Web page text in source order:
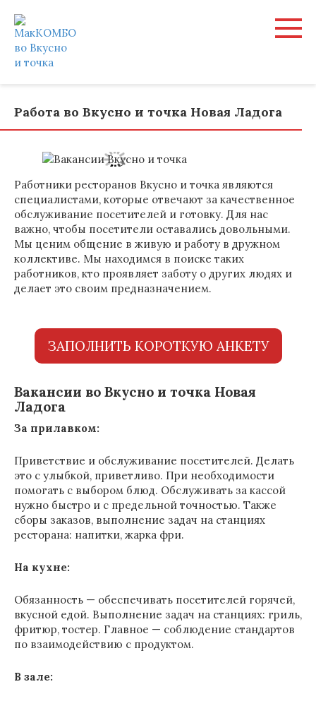
контенту
Работа во Вкусно и точка Новая Ладога
Работники ресторанов Вкусно и точка являются
специалистами, которые отвечают за качественное
обслуживание посетителей и готовку. Для нас
важно, чтобы посетители оставались довольными.
Мы ценим общение в живую и работу в дружном
коллективе. Мы находимся в поиске таких
работников, кто проявляет заботу о других людях и
делает это своим предназначением.
ЗАПОЛНИТЬ КОРОТКУЮ АНКЕТУ
Вакансии во Вкусно и точка Новая
Ладога
За прилавком:
Приветствие и обслуживание посетителей. Делать
это с улыбкой, приветливо. При необходимости
помогать с выбором блюд. Обслуживать за кассой
нужно быстро и с предельной точностью. Также
сборы заказов, выполнение задач на станциях
ресторана: напитки, жарка фри.
На кухне:
Обязанность — обеспечивать посетителей горячей,
вкусной едой. Выполнение задач на станциях: гриль,
фритюр, тостер. Главное — соблюдение стандартов
по взаимодействию с продуктом.
В зале: